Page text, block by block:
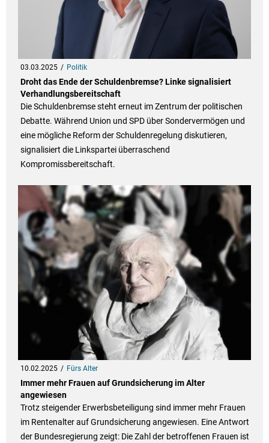
03.03.2025 Politik
Droht das Ende der Schuldenbremse? Linke signalisiert
Verhandlungsbereitschaft
Die Schuldenbremse steht erneut im Zentrum der politischen
Debatte. Während Union und SPD über Sondervermögen und
eine mögliche Reform der Schuldenregelung diskutieren,
signalisiert die Linkspartei überraschend
Kompromissbereitschaft.
10.02.2025 Fürs Alter
Immer mehr Frauen auf Grundsicherung im Alter
angewiesen
Trotz steigender Erwerbsbeteiligung sind immer mehr Frauen
im Rentenalter auf Grundsicherung angewiesen. Eine Antwort
der Bundesregierung zeigt: Die Zahl der betroffenen Frauen ist